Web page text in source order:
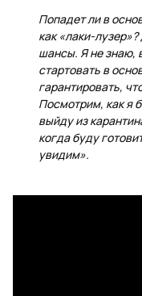
Попадет ли в
как «лаки-
шансы. Я не знаю,
стартовать в
гарантировать,
Посмотрим, как я
выйду из
когда буду
увидим».